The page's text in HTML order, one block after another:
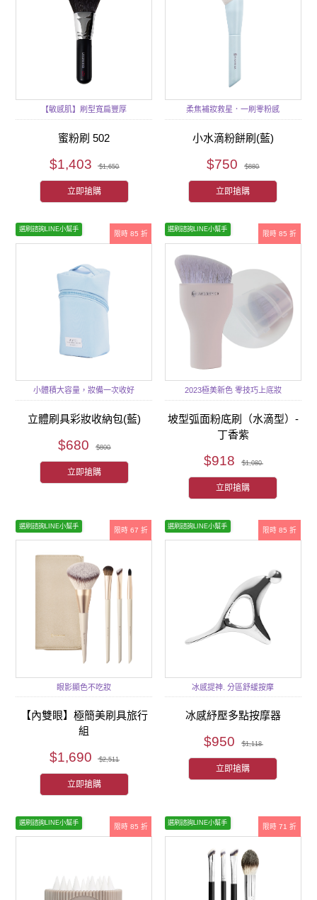
【敏感肌】刷型寬扁豐厚
蜜粉刷 502
$1,403 $1,650
立即搶購
柔焦補妝救星．一刷零粉感
小水滴粉餅刷(藍)
$750 $880
立即搶購
限時 85 折
選刷諮詢LINE小幫手
小體積大容量，妝備一次收好
立體刷具彩妝收納包(藍)
$680 $800
立即搶購
限時 85 折
選刷諮詢LINE小幫手
2023極美新色 零技巧上底妝
坡型弧面粉底刷（水滴型）-
丁香紫
$918 $1,080
立即搶購
限時 67 折
選刷諮詢LINE小幫手
眼影顯色不吃妝
【內雙眼】極簡美刷具旅行
組
$1,690 $2,511
立即搶購
限時 85 折
選刷諮詢LINE小幫手
冰感提神. 分區舒緩按摩
冰感紓壓多點按摩器
$950 $1,118
立即搶購
限時 85 折
選刷諮詢LINE小幫手
限時 71 折
選刷諮詢LINE小幫手